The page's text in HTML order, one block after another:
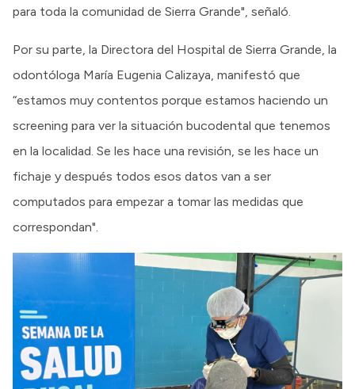
para toda la comunidad de Sierra Grande", señaló.
Por su parte, la Directora del Hospital de Sierra Grande, la
odontóloga María Eugenia Calizaya, manifestó que
“estamos muy contentos porque estamos haciendo un
screening para ver la situación bucodental que tenemos
en la localidad. Se les hace una revisión, se les hace un
fichaje y después todos esos datos van a ser
computados para empezar a tomar las medidas que
correspondan".